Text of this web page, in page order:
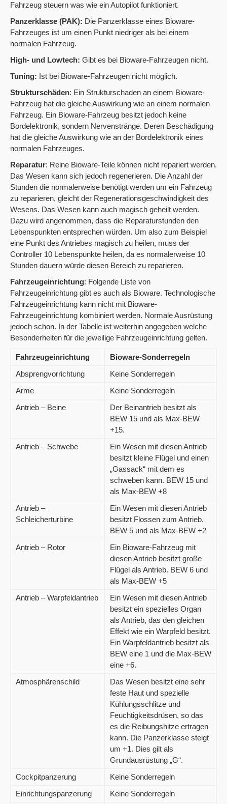
Fahrzeug steuern was wie ein Autopilot funktioniert.
Panzerklasse (PAK): Die Panzerklasse eines Bioware-
Fahrzeuges ist um einen Punkt niedriger als bei einem
normalen Fahrzeug.
High- und Lowtech: Gibt es bei Bioware-Fahrzeugen nicht.
Tuning: Ist bei Bioware-Fahrzeugen nicht möglich.
Strukturschäden: Ein Strukturschaden an einem Bioware-
Fahrzeug hat die gleiche Auswirkung wie an einem normalen
Fahrzeug. Ein Bioware-Fahrzeug besitzt jedoch keine
Bordelektronik, sondern Nervenstränge. Deren Beschädigung
hat die gleiche Auswirkung wie an der Bordelektronik eines
normalen Fahrzeuges.
Reparatur: Reine Bioware-Teile können nicht repariert werden.
Das Wesen kann sich jedoch regenerieren. Die Anzahl der
Stunden die normalerweise benötigt werden um ein Fahrzeug
zu reparieren, gleicht der Regenerationsgeschwindigkeit des
Wesens. Das Wesen kann auch magisch geheilt werden.
Dazu wird angenommen, dass die Reparaturstunden den
Lebenspunkten entsprechen würden. Um also zum Beispiel
eine Punkt des Antriebes magisch zu heilen, muss der
Controller 10 Lebenspunkte heilen, da es normalerweise 10
Stunden dauern würde diesen Bereich zu reparieren.
Fahrzeugeinrichtung: Folgende Liste von
Fahrzeugeinrichtung gibt es auch als Bioware. Technologische
Fahrzeugeinrichtung kann nicht mit Bioware-
Fahrzeugeinrichtung kombiniert werden. Normale Ausrüstung
jedoch schon. In der Tabelle ist weiterhin angegeben welche
Besonderheiten für die jeweilige Fahrzeugeinrichtung gelten.
Fahrzeugeinrichtung
Bioware-Sonderregeln
Absprengvorrichtung
Keine Sonderregeln
Arme
Keine Sonderregeln
Antrieb – Beine
Der Beinantrieb besitzt als
BEW 15 und als Max-BEW
+15.
Antrieb – Schwebe
Ein Wesen mit diesen Antrieb
besitzt kleine Flügel und einen
„Gassack“ mit dem es
schweben kann. BEW 15 und
als Max-BEW +8
Antrieb –
Schleicherturbine
Ein Wesen mit diesen Antrieb
besitzt Flossen zum Antrieb.
BEW 5 und als Max-BEW +2
Antrieb – Rotor
Ein Bioware-Fahrzeug mit
diesen Antrieb besitzt große
Flügel als Antrieb. BEW 6 und
als Max-BEW +5
Antrieb – Warpfeldantrieb
Ein Wesen mit diesen Antrieb
besitzt ein spezielles Organ
als Antrieb, das den gleichen
Effekt wie ein Warpfeld besitzt.
Ein Warpfeldantrieb besitzt als
BEW eine 1 und die Max-BEW
eine +6.
Atmosphärenschild
Das Wesen besitzt eine sehr
feste Haut und spezielle
Kühlungsschlitze und
Feuchtigkeitsdrüsen, so das
es die Reibungshitze ertragen
kann. Die Panzerklasse steigt
um +1. Dies gilt als
Grundausrüstung „G“.
Cockpitpanzerung
Keine Sonderregeln
Einrichtungspanzerung
Keine Sonderregeln